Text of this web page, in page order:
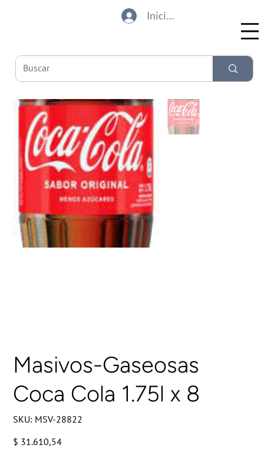
Iniciar sesión
Masivos-Gaseosas
Coca Cola 1.75l x 8
SKU: SKU
MSV-
MSV-28822
Precio
$ 31.610,54